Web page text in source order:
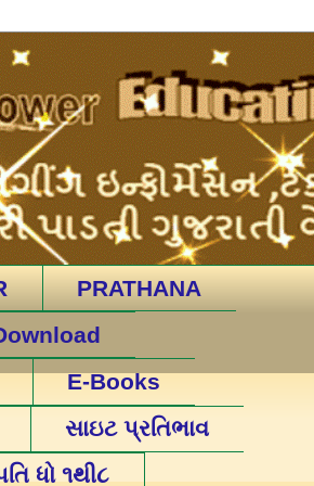
PRATHANA
E-Books
સાઇટ પ્રતિભાવ
ધો ૧થી૮